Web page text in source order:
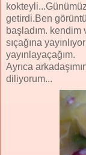
getirdi.Ben
başladım. kendim
sıçağına
yayınlayaçağım.
Ayrıca
diliyorum...